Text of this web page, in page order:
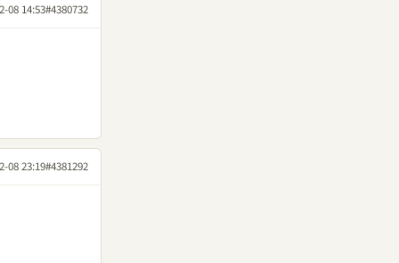
08 14:53#4380732
08 23:19#4381292